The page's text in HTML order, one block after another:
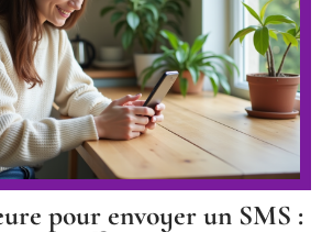
pour envoyer un SMS :